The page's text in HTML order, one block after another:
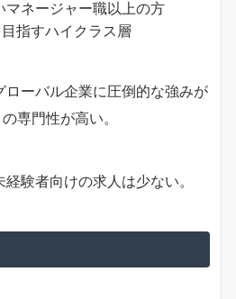
マネージャー職以上の方
指すハイクラス層
ローバル企業に圧倒的な強みが
専門性が高い。
経験者向けの求人は少ない。